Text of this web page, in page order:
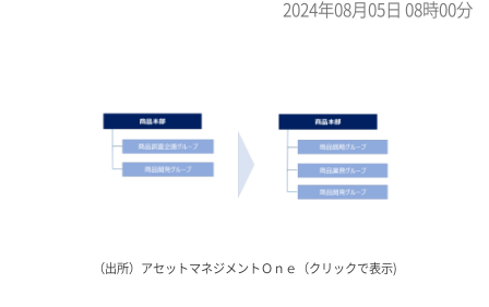
2024年08月05日 08時00分
（出所）アセットマネジメントＯｎｅ（クリックで表示)